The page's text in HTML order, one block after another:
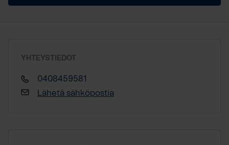
YHTEYSTIEDOT
0408459581
Lähetä sähköpostia